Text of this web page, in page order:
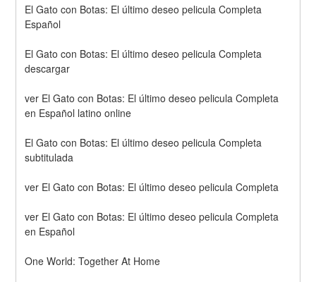
El Gato con Botas: El último deseo pelicula Completa
Español
El Gato con Botas: El último deseo pelicula Completa
descargar
ver El Gato con Botas: El último deseo pelicula Completa
en Español latino online
El Gato con Botas: El último deseo pelicula Completa
subtitulada
ver El Gato con Botas: El último deseo pelicula Completa
ver El Gato con Botas: El último deseo pelicula Completa
en Español
One World: Together At Home